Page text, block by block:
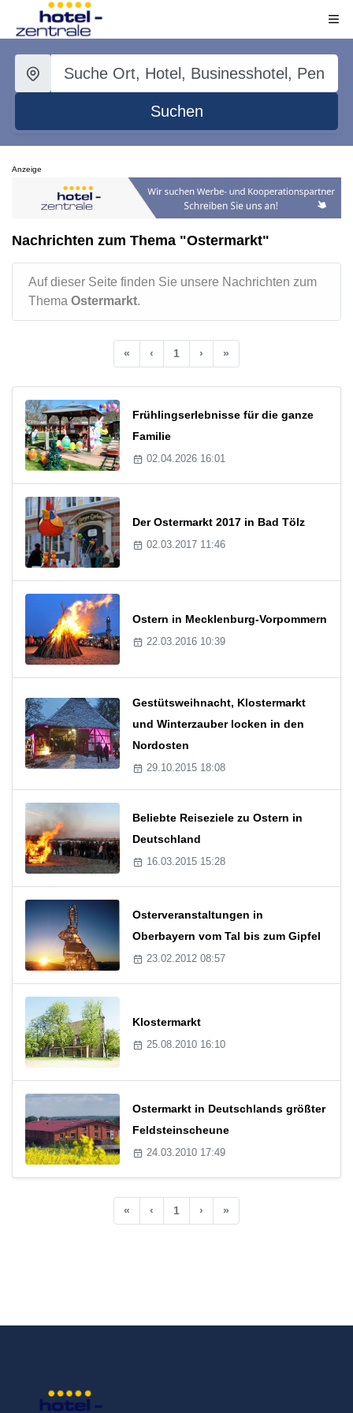
Suchen
Anzeige
Nachrichten zum Thema "Ostermarkt"
Auf dieser Seite finden Sie unsere Nachrichten zum
Thema Ostermarkt.
« ‹ 1 › »
Frühlingserlebnisse für die ganze
Familie
02.04.2026 16:01
Der Ostermarkt 2017 in Bad Tölz
02.03.2017 11:46
Ostern in Mecklenburg-Vorpommern
22.03.2016 10:39
Gestütsweihnacht, Klostermarkt
und Winterzauber locken in den
Nordosten
29.10.2015 18:08
Beliebte Reiseziele zu Ostern in
Deutschland
16.03.2015 15:28
Osterveranstaltungen in
Oberbayern vom Tal bis zum Gipfel
23.02.2012 08:57
Klostermarkt
25.08.2010 16:10
Ostermarkt in Deutschlands größter
Feldsteinscheune
24.03.2010 17:49
« ‹ 1 › »